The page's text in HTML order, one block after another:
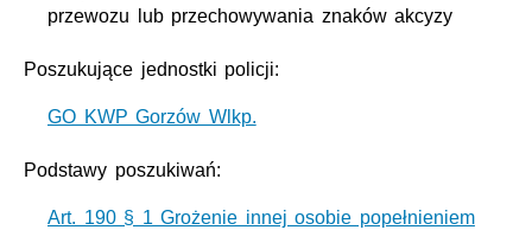
przewozu lub przechowywania znaków akcyzy
Poszukujące jednostki policji:
GO KWP Gorzów Wlkp.
Podstawy poszukiwań:
Art. 190 § 1 Grożenie innej osobie popełnieniem